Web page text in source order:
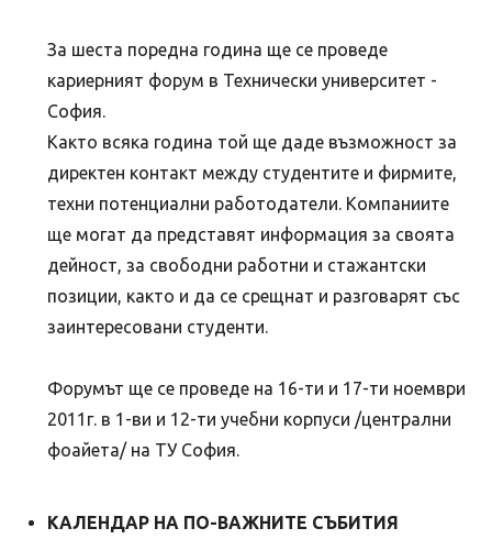
За шеста поредна година ще се проведе
кариерният форум в Технически университет -
София.
Както всяка година той ще даде възможност за
директен контакт между студентите и фирмите,
техни потенциални работодатели. Компаниите
ще могат да представят информация за своята
дейност, за свободни работни и стажантски
позиции, както и да се срещнат и разговарят със
заинтересовани студенти.
Форумът ще се проведе на 16-ти и 17-ти ноември
2011г. в 1-ви и 12-ти учебни корпуси /централни
фоайета/ на ТУ София.
КАЛЕНДАР НА ПО-ВАЖНИТЕ СЪБИТИЯ